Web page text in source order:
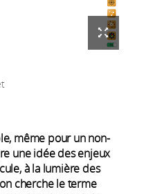
même pour un non-
une idée des enjeux
à la lumière des
cherche le terme